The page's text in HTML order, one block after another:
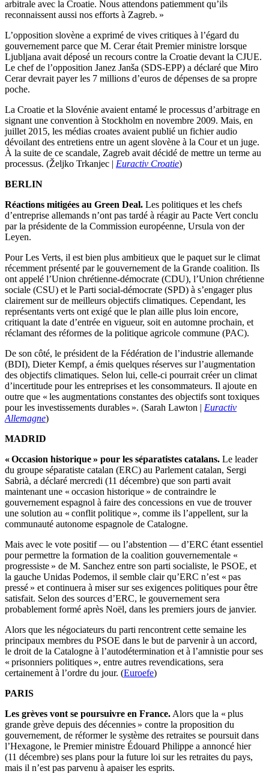
arbitrale avec la Croatie. Nous attendons patiemment qu’ils
reconnaissent aussi nos efforts à Zagreb. »
L’opposition slovène a exprimé de vives critiques à l’égard du
gouvernement parce que M. Cerar était Premier ministre lorsque
Ljubljana avait déposé un recours contre la Croatie devant la CJUE.
Le chef de l’opposition Janez Janša (SDS-EPP) a déclaré que Miro
Cerar devrait payer les 7 millions d’euros de dépenses de sa propre
poche.
La Croatie et la Slovénie avaient entamé le processus d’arbitrage en
signant une convention à Stockholm en novembre 2009. Mais, en
juillet 2015, les médias croates avaient publié un fichier audio
dévoilant des entretiens entre un agent slovène à la Cour et un juge.
À la suite de ce scandale, Zagreb avait décidé de mettre un terme au
processus. (Željko Trkanjec | Euractiv Croatie)
BERLIN
Réactions mitigées au Green Deal. Les politiques et les chefs
d’entreprise allemands n’ont pas tardé à réagir au Pacte Vert conclu
par la présidente de la Commission européenne, Ursula von der
Leyen.
Pour Les Verts, il est bien plus ambitieux que le paquet sur le climat
récemment présenté par le gouvernement de la Grande coalition. Ils
ont appelé l’Union chrétienne-démocrate (CDU), l’Union chrétienne
sociale (CSU) et le Parti social-démocrate (SPD) à s’engager plus
clairement sur de meilleurs objectifs climatiques. Cependant, les
représentants verts ont exigé que le plan aille plus loin encore,
critiquant la date d’entrée en vigueur, soit en automne prochain, et
réclamant des réformes de la politique agricole commune (PAC).
De son côté, le président de la Fédération de l’industrie allemande
(BDI), Dieter Kempf, a émis quelques réserves sur l’augmentation
des objectifs climatiques. Selon lui, celle-ci pourrait créer un climat
d’incertitude pour les entreprises et les consommateurs. Il ajoute en
outre que « les augmentations constantes des objectifs sont toxiques
pour les investissements durables ». (Sarah Lawton | Euractiv
Allemagne)
MADRID
« Occasion historique » pour les séparatistes catalans. Le leader
du groupe séparatiste catalan (ERC) au Parlement catalan, Sergi
Sabrià, a déclaré mercredi (11 décembre) que son parti avait
maintenant une « occasion historique » de contraindre le
gouvernement espagnol à faire des concessions en vue de trouver
une solution au « conflit politique », comme ils l’appellent, sur la
communauté autonome espagnole de Catalogne.
Mais avec le vote positif — ou l’abstention — d’ERC étant essentiel
pour permettre la formation de la coalition gouvernementale «
progressiste » de M. Sanchez entre son parti socialiste, le PSOE, et
la gauche Unidas Podemos, il semble clair qu’ERC n’est « pas
pressé » et continuera à miser sur ses exigences politiques pour être
satisfait. Selon des sources d’ERC, le gouvernement sera
probablement formé après Noël, dans les premiers jours de janvier.
Alors que les négociateurs du parti rencontrent cette semaine les
principaux membres du PSOE dans le but de parvenir à un accord,
le droit de la Catalogne à l’autodétermination et à l’amnistie pour ses
« prisonniers politiques », entre autres revendications, sera
certainement à l’ordre du jour. (Euroefe)
PARIS
Les grèves vont se poursuivre en France. Alors que la « plus
grande grève depuis des décennies » contre la proposition du
gouvernement, de réformer le système des retraites se poursuit dans
l’Hexagone, le Premier ministre Édouard Philippe a annoncé hier
(11 décembre) ses plans pour la future loi sur les retraites du pays,
mais il n’est pas parvenu à apaiser les esprits.